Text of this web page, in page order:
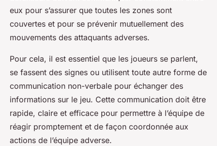
eux pour s’assurer que toutes les zones sont
couvertes et pour se prévenir mutuellement des
mouvements des attaquants adverses.
Pour cela, il est essentiel que les joueurs se parlent,
se fassent des signes ou utilisent toute autre forme de
communication non-verbale pour échanger des
informations sur le jeu. Cette communication doit être
rapide, claire et efficace pour permettre à l’équipe de
réagir promptement et de façon coordonnée aux
actions de l’équipe adverse.